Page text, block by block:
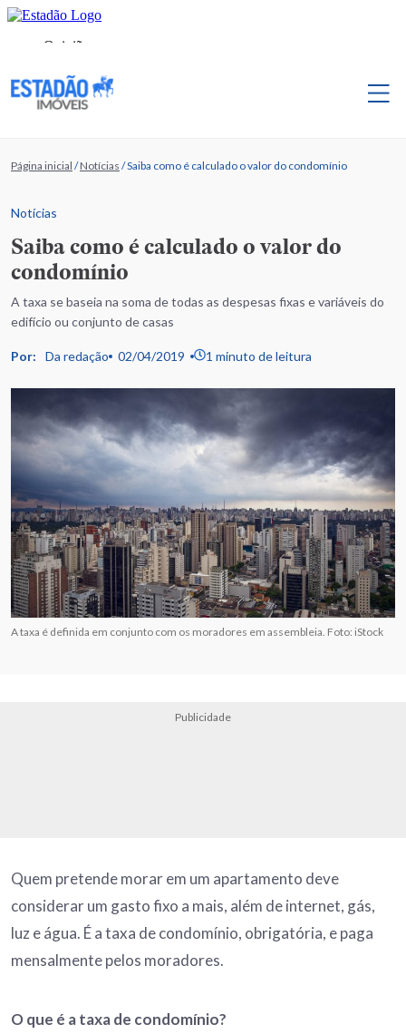
Página inicial /Notícias /Saiba como é calculado o valor do condomínio
Notícias
Saiba como é calculado o valor do
condomínio
A taxa se baseia na soma de todas as despesas fixas e variáveis do
edifício ou conjunto de casas
Por: Da redação 02/04/2019 1 minuto de leitura
A taxa é definida em conjunto com os moradores em assembleia. Foto: iStock
Publicidade
Quem pretende morar em um apartamento deve
considerar um gasto fixo a mais, além de internet, gás,
luz e água. É a taxa de condomínio, obrigatória, e paga
mensalmente pelos moradores.
O que é a taxa de condomínio?